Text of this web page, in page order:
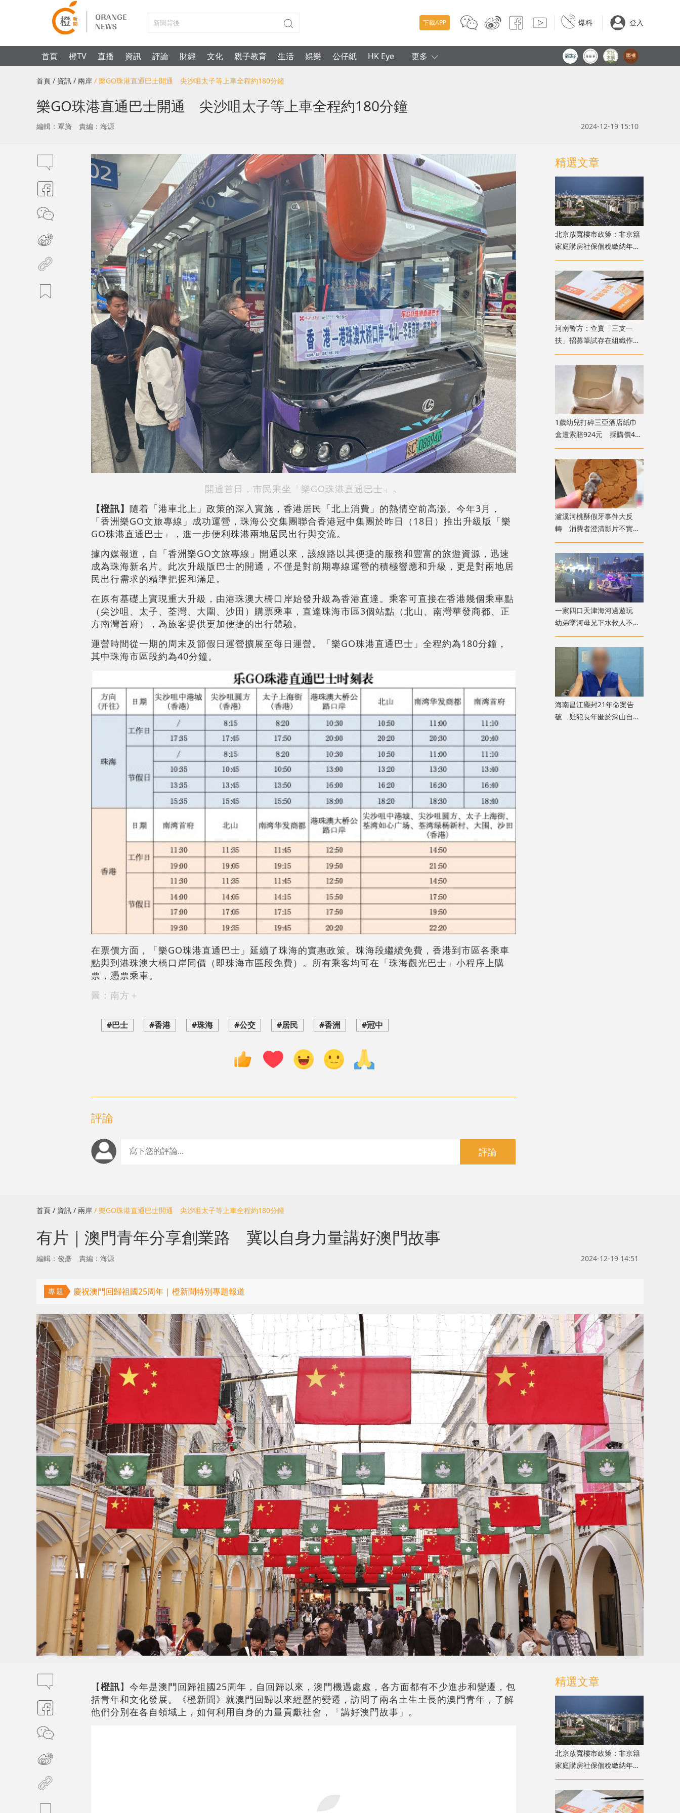
下載APP 爆料 登入
首頁 橙TV 直播 資訊 評論 財經 文化 親子教育 生活 娛樂 公仔紙 HK Eye 更多
首頁 / 資訊 / 兩岸 / 樂GO珠港直通巴士開通 尖沙咀太子等上車全程約180分鐘
樂GO珠港直通巴士開通 尖沙咀太子等上車全程約180分鐘
編輯：覃旖 責編：海源 2024-12-19 15:10
開通首日，市民乘坐「樂GO珠港直通巴士」。
【橙訊】 隨着「港車北上」政策的深入實施，香港居民「北上消費」的熱情空前高漲。今年3月，
「香洲樂GO文旅專線」成功運營，珠海公交集團聯合香港冠中集團於昨日（18日）推出升級版「樂
GO珠港直通巴士」，進一步便利珠港兩地居民出行與交流。
據內媒報道，自「香洲樂GO文旅專線」開通以來，該線路以其便捷的服務和豐富的旅遊資源，迅速
成為珠海新名片。此次升級版巴士的開通，不僅是對前期專線運營的積極響應和升級，更是對兩地居
民出行需求的精準把握和滿足。
在原有基礎上實現重大升級，由港珠澳大橋口岸始發升級為香港直達。乘客可直接在香港幾個乘車點
（尖沙咀、太子、荃灣、大圍、沙田）購票乘車，直達珠海市區3個站點（北山、南灣華發商都、正
方南灣首府），為旅客提供更加便捷的出行體驗。
運營時間從一期的周末及節假日運營擴展至每日運營。「樂GO珠港直通巴士」全程約為180分鐘，
其中珠海市區段約為40分鐘。
在票價方面，「樂GO珠港直通巴士」延續了珠海的實惠政策。珠海段繼續免費，香港到市區各乘車
點與到港珠澳大橋口岸同價（即珠海市區段免費）。所有乘客均可在「珠海觀光巴士」小程序上購
票，憑票乘車。
圖：南方＋
#巴士 #香港 #珠海 #公交 #居民 #香洲 #冠中
評論
評論
精選文章
北京放寬樓市政策：非京籍
家庭購房社保個稅繳納年限
下調為一年
​河南警方：查實「三支一
扶」招募筆試存在組織作弊
犯罪行為 已抓獲疑犯
1歲幼兒打碎三亞酒店紙巾
盒遭索賠924元 採購價462
元惹爭議
瀘溪河桃酥假牙事件大反
轉 消費者澄清影片不實致
歉
一家四口天津海河邊遊玩
幼弟墜河母兄下水救人不幸
溺亡
海南昌江塵封21年命案告
破 疑犯長年匿於深山自述
首頁 / 資訊 / 兩岸 / 樂GO珠港直通巴士開通 尖沙咀太子等上車全程約180分鐘
有片｜澳門青年分享創業路 冀以自身力量講好澳門故事
編輯：俊彥 責編：海源 2024-12-19 14:51
專題 慶祝澳門回歸祖國25周年 | 橙新聞特別專題報道
【橙訊】今年是澳門回歸祖國25周年，自回歸以來，澳門機遇處處，各方面都有不少進步和變遷，包
括青年和文化發展。《橙新聞》就澳門回歸以來經歷的變遷，訪問了兩名土生土長的澳門青年，了解
他們分別在各自領域上，如何利用自身的力量貢獻社會，「講好澳門故事」。
精選文章
北京放寬樓市政策：非京籍
家庭購房社保個稅繳納年限
下調為一年